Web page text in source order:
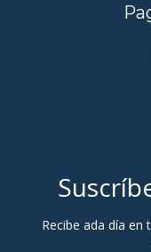
Recibe ada día